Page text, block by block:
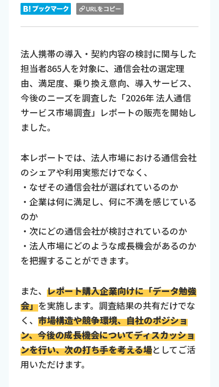
法人携帯の導入・契約内容の検討に関与した
担当者865人を対象に、通信会社の選定理
由、満足度、乗り換え意向、導入サービス、
今後のニーズを調査した「2026年 法人通信
サービス市場調査」レポートの販売を開始し
ました。
本レポートでは、法人市場における通信会社
のシェアや利用実態だけでなく、
・なぜその通信会社が選ばれているのか
・企業は何に満足し、何に不満を感じている
のか
・次にどの通信会社が検討されているのか
・法人市場にどのような成長機会があるのか
を把握することができます。
また、 レポート購入企業向けに「データ勉強
会」を実施します。調査結果の共有だけでな
く、 市場構造や競争環境、自社のポジショ
ン、今後の成長機会についてディスカッショ
ンを行い、次の打ち手を考える場としてご活
用いただけます。